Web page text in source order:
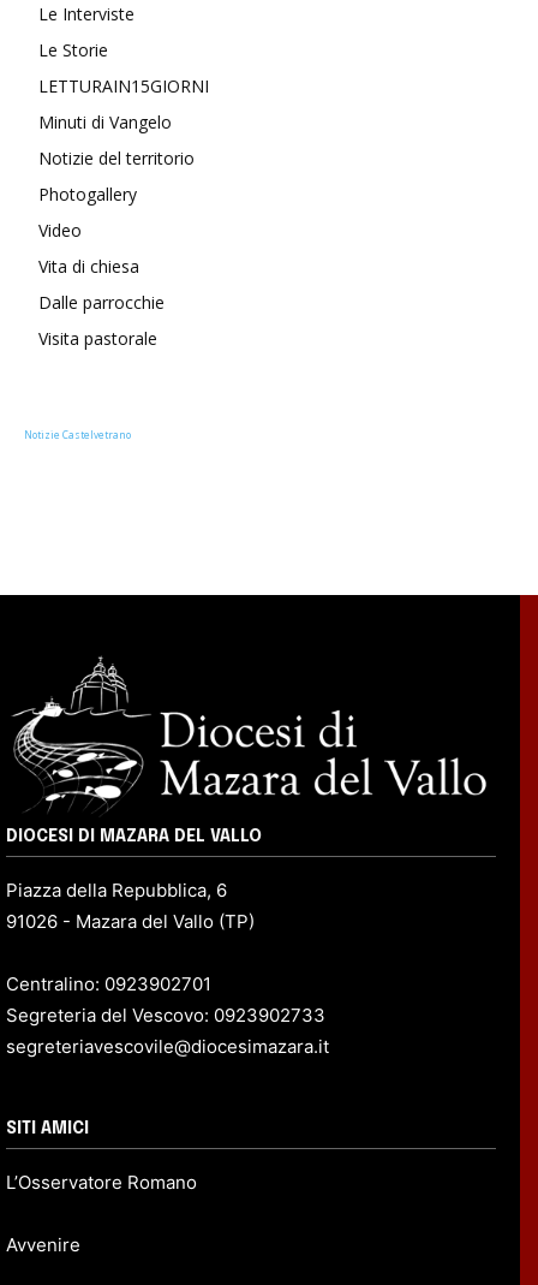
Le Interviste
Le Storie
LETTURAIN15GIORNI
Minuti di Vangelo
Notizie del territorio
Photogallery
Video
Vita di chiesa
Dalle parrocchie
Visita pastorale
Notizie Castelvetrano
DIOCESI DI MAZARA DEL VALLO
Piazza della Repubblica, 6
91026 - Mazara del Vallo (TP)
Centralino: 0923902701
Segreteria del Vescovo: 0923902733
segreteriavescovile@diocesimazara.it
SITI AMICI
L’Osservatore Romano
Avvenire